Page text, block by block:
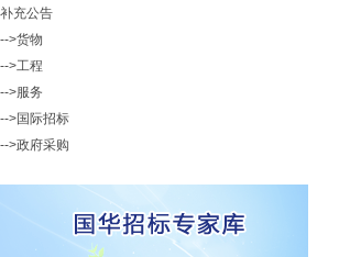
补充公告
-->货物
-->工程
-->服务
-->国际招标
-->政府采购